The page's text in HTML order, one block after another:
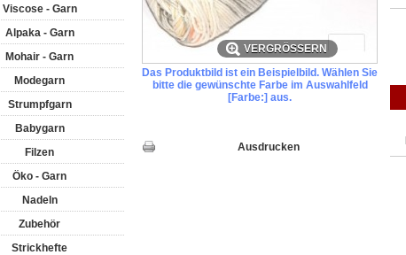
Viscose - Garn
Alpaka - Garn
Mohair - Garn
Modegarn
Strumpfgarn
Babygarn
Filzen
Öko - Garn
Nadeln
Zubehör
Strickhefte
VERGRÖSSERN
Das Produktbild ist ein Beispielbild. Wählen Sie
bitte die gewünschte Farbe im Auswahlfeld
[Farbe:] aus.
Ausdrucken